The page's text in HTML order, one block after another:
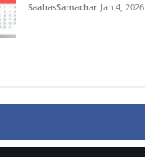
SaahasSamachar Jan 4, 2026